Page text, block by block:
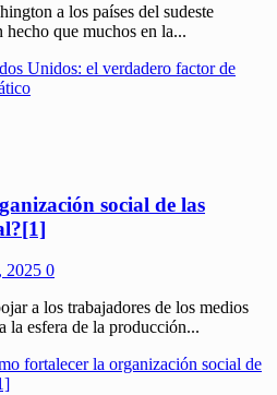
a los países del sudeste
que muchos en la...
Unidos: el verdadero factor de
social de las
2025 0
a los trabajadores de los medios
la esfera de la producción...
fortalecer la organización social de